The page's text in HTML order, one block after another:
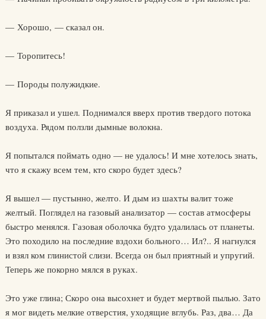
— Хорошо, — сказал он.
— Торопитесь!
— Породы полужидкие.
Я приказал и ушел. Поднимался вверх против твердого потока
воздуха. Рядом ползли дымные волокна.
Я попытался поймать одно — не удалось! И мне хотелось знать,
что я скажу всем тем, кто скоро будет здесь?
Я вышел — пустынно, желто. И дым из шахты валит тоже
желтый. Поглядел на газовый анализатор — состав атмосферы
быстро менялся. Газовая оболочка будто удалилась от планеты.
Это походило на последние вздохи больного… Ил?.. Я нагнулся
и взял ком глинистой слизи. Всегда он был приятный и упругий.
Теперь же покорно мялся в руках.
Это уже глина; Скоро она высохнет и будет мертвой пылью. Зато
я мог видеть мелкие отверстия, уходящие вглубь. Раз, два… Да